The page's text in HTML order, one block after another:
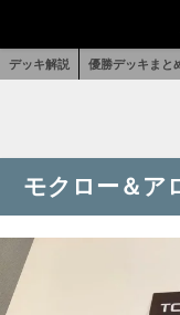
デッキ解説 優勝デッキまと
モクロー＆ア